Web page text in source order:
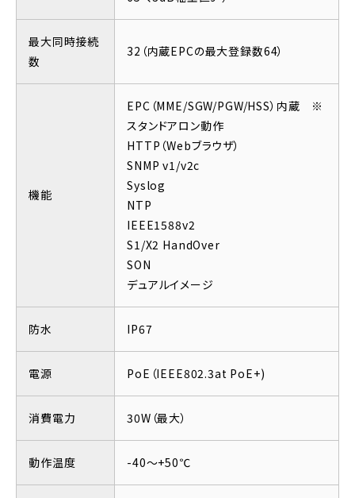
最大同時接続
数
32（内蔵EPCの最大登録数64）
機能
EPC（MME/SGW/PGW/HSS）内蔵 ※
スタンドアロン動作
HTTP（Webブラウザ）
SNMP v1/v2c
Syslog
NTP
IEEE1588v2
S1/X2 HandOver
SON
デュアルイメージ
防水 IP67
電源 PoE（IEEE802.3at PoE+)
消費電力 30W（最大）
動作温度 -40～+50℃